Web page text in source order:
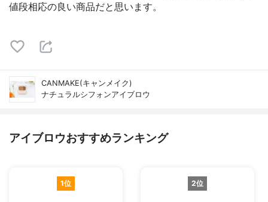
値段相応の良い商品だと思います。
CANMAKE(キャンメイク)
ナチュラルシフォンアイブロウ
アイブロウおすすめランキング
1位 2位